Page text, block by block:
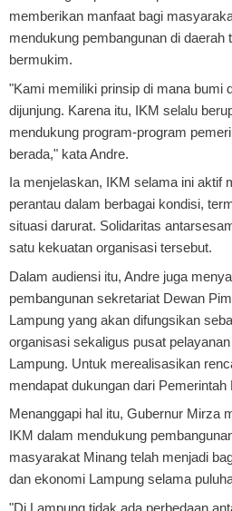
memberikan manfaat bagi
mendukung pembangunan di daerah
bermukim.
"Kami memiliki prinsip di mana bumi
dijunjung. Karena itu, IKM selalu
mendukung program-program
berada," kata Andre.
Ia menjelaskan, IKM selama ini aktif
perantau dalam berbagai kondisi,
situasi darurat. Solidaritas
satu kekuatan organisasi tersebut.
Dalam audiensi itu, Andre juga
pembangunan sekretariat Dewan
Lampung yang akan difungsikan
organisasi sekaligus pusat
Lampung. Untuk merealisasikan
mendapat dukungan dari Pemerintah
Menanggapi hal itu, Gubernur Mirza
IKM dalam mendukung
masyarakat Minang telah menjadi
dan ekonomi Lampung selama
"Di Lampung tidak ada perbedaan